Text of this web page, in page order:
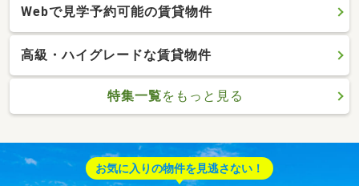
Webで見学予約可能の賃貸物件
高級・ハイグレードな賃貸物件
特集一覧をもっと見る
お気に入りの物件を見逃さない！